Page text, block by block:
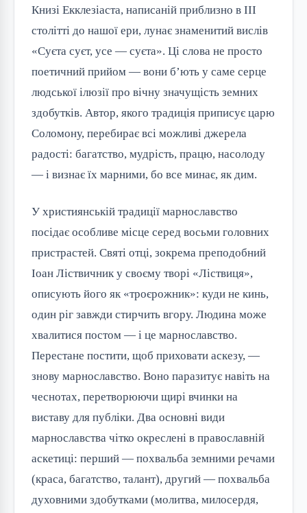
Книзі Екклезіаста, написаній приблизно в III
столітті до нашої ери, лунає знаменитий вислів
«Суєта суєт, усе — суєта». Ці слова не просто
поетичний прийом — вони б’ють у саме серце
людської ілюзії про вічну значущість земних
здобутків. Автор, якого традиція приписує царю
Соломону, перебирає всі можливі джерела
радості: багатство, мудрість, працю, насолоду
— і визнає їх марними, бо все минає, як дим.
У християнській традиції марнославство
посідає особливе місце серед восьми головних
пристрастей. Святі отці, зокрема преподобний
Іоан Ліствичник у своєму творі «Ліствиця»,
описують його як «троєрожник»: куди не кинь,
один ріг завжди стирчить вгору. Людина може
хвалитися постом — і це марнославство.
Перестане постити, щоб приховати аскезу, —
знову марнославство. Воно паразитує навіть на
чеснотах, перетворюючи щирі вчинки на
виставу для публіки. Два основні види
марнославства чітко окреслені в православній
аскетиці: перший — похвальба земними речами
(краса, багатство, талант), другий — похвальба
духовними здобутками (молитва, милосердя,